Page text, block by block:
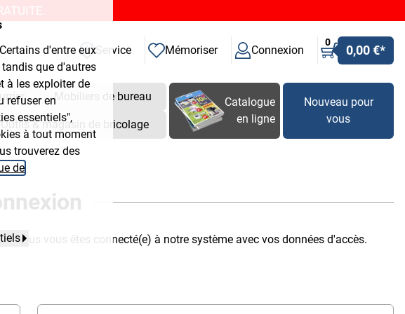
d'entre eux
que d'autres
à les exploiter de
refuser en
essentiels",
à tout moment
trouverez des
de
Service Mémoriser Connexion
0
0,00 €*
Mobiliers de bureau
Outils & magasin de bricolage
Catalogue
en ligne
Nouveau pour
vous
vous vous êtes connecté(e) à notre système avec vos données d'accès.